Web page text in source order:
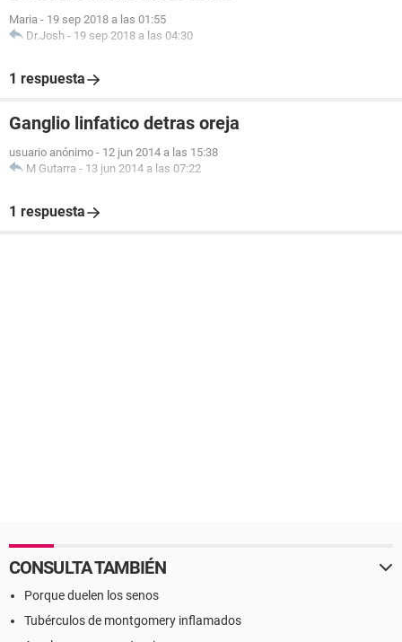
Maria - 19 sep 2018 a las 01:55
Dr.Josh - 19 sep 2018 a las 04:30
1 respuesta
Ganglio linfatico detras oreja
usuario anónimo - 12 jun 2014 a las 15:38
M Gutarra - 13 jun 2014 a las 07:22
1 respuesta
CONSULTA TAMBIÉN
Porque duelen los senos
Tubérculos de montgomery inflamados